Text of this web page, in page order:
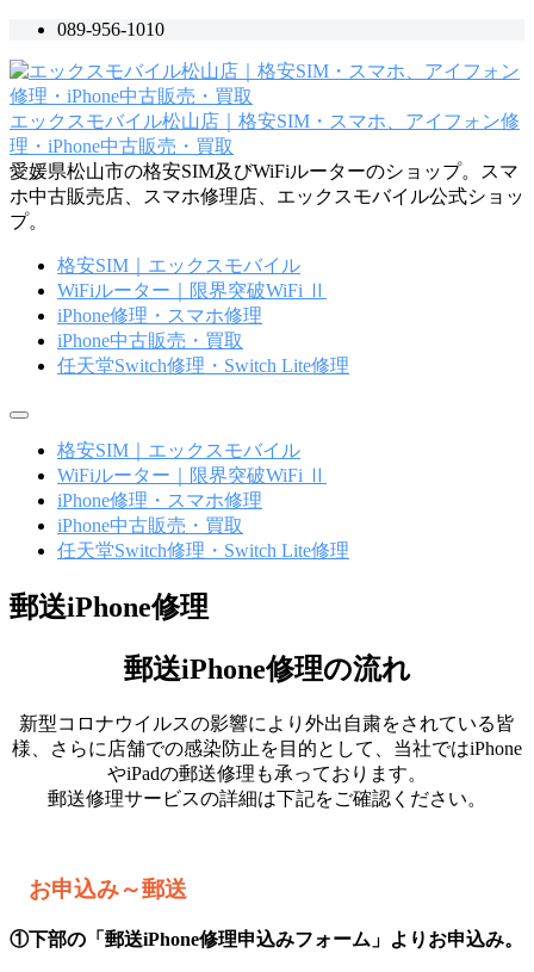
テ
ン
ツ
へ
ス
キ
ッ
089-956-1010
エックスモバイル松山店｜格安SIM・スマホ、アイフォン修
理・iPhone中古販売・買取
愛媛県松山市の格安SIM及びWiFiルーターのショップ。スマ
ホ中古販売店、スマホ修理店、エックスモバイル公式ショッ
プ。
格安SIM｜エックスモバイル
WiFiルーター｜限界突破WiFi Ⅱ
iPhone修理・スマホ修理
iPhone中古販売・買取
任天堂Switch修理・Switch Lite修理
メ
格安SIM｜エックスモバイル
WiFiルーター｜限界突破WiFi Ⅱ
iPhone修理・スマホ修理
iPhone中古販売・買取
任天堂Switch修理・Switch Lite修理
郵送iPhone修理
送
iPhone
2020
5
郵送iPhone修理の流れ
新型コロナウイルスの影響により外出自粛をされている皆
様、さらに店舗での感染防止を目的として、当社ではiPhone
やiPadの郵送修理も承っております。
郵送修理サービスの詳細は下記をご確認ください。
お申込み～郵送
①下部の「郵送iPhone修理申込みフォーム」よりお申込み。